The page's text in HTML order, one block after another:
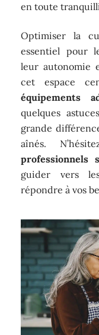
en toute
Optimiser la
essentiel pour
leur autonomie
cet espace
équipements
quelques
grande
aînés.
professionnels
guider vers
répondre à vos